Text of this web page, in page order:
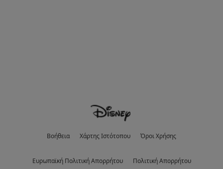
Βοήθεια Χάρτης Ιστότοπου Όροι Χρήσης
Eυρωπαϊκή Πολιτική Απορρήτου Πολιτική Απορρήτου